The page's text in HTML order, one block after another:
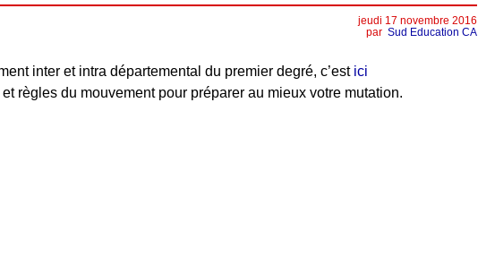
jeudi 17 novembre 2016
par Sud Education CA
inter et intra départemental du premier degré, c’est ici
règles du mouvement pour préparer au mieux votre mutation.